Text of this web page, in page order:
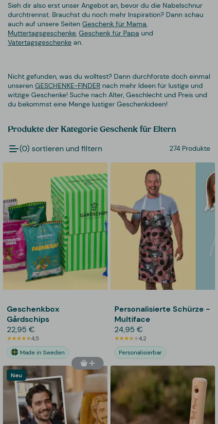
Sieh dir also erst unser Angebot an, bevor du die Nabelschnur
durchtrennst. Brauchst du noch mehr Inspiration? Dann schau
auch auf unsere Seiten Geschenk für Mama
Muttertagsgeschenke Geschenk für Papa und
Vatertagsgeschenke an.
Nicht gefunden, was du wolltest? Dann durchforste doch einmal
unseren GESCHENKE-FINDER nach mehr Ideen für lustige und
witzige Geschenke! Suche nach Alter, Geschlecht und Preis und
du bekommst eine Menge lustiger Geschenkideen!
Produkte der Kategorie Geschenk für Eltern
(0) sortieren und filtern 274 Produkte
Geschenkbox
Gårdschips
22,95 €
4,5
Made in Sweden
Personalisierte Schürze -
Multiface
24,95 €
4,2
Personalisierbar
Neu